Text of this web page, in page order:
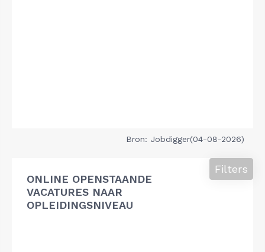
Bron: Jobdigger(04-08-2026)
ONLINE OPENSTAANDE
VACATURES NAAR
OPLEIDINGSNIVEAU
Filters